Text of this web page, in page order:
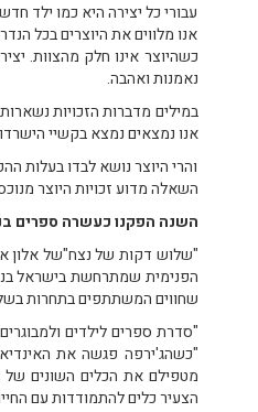
עבורי כל יצירה היא כמו ילד
אנו מלווים את היוצרים בכל
כשהיוצר אינו חלק מהצוות.
נאמנות ואהבה.
במילים מדברות הזכויות
אנו נמצאים נמצא בקשיי
והרי היוצר נושא לבדו בעלות
השאלה מדוע זכויות היוצר
השנה הפקנו כעשרה ספרים
"שלוש דקות של נצח"של אלון
הפנימית שמתרחשת בישראל
שחווים המשתתפים בתחרות
"כשהג'ירפה פגשה את
הצעיר כלים להתמודדות עם